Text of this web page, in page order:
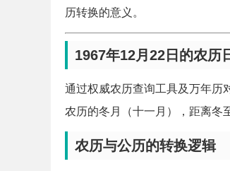
历转换的意义。
1967年12月22日的农历
通过权威农历查询工具及万年历
农历的冬月（十一月），距离冬
农历与公历的转换逻辑